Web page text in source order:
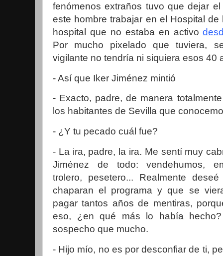
fenómenos extraños tuvo que dejar
este hombre trabajar en el Hospital
hospital que no estaba en activo
Por mucho pixelado que tuviera,
vigilante no tendría ni siquiera esos 40
- Así que Iker Jiménez mintió
- Exacto, padre, de manera
los habitantes de Sevilla que
- ¿Y tu pecado cuál fue?
- La ira, padre, la ira. Me sentí muy
Jiménez de todo: vendehumos,
trolero, pesetero... Realmente
chaparan el programa y que se
pagar tantos años de mentiras,
eso, ¿en qué más lo había
sospecho que mucho.
- Hijo mío, no es por desconfiar de ti,